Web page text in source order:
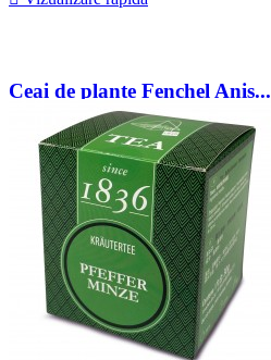
Ceai de plante Fenchel Anis...
32,00 lei